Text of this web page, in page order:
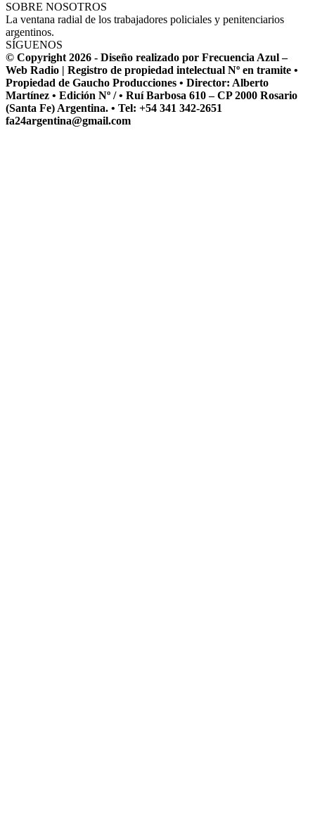
SOBRE NOSOTROS
La ventana radial de los trabajadores policiales y penitenciarios
argentinos.
SÍGUENOS
© Copyright 2026 - Diseño realizado por Frecuencia Azul –
Web Radio | Registro de propiedad intelectual Nº en tramite •
Propiedad de Gaucho Producciones • Director: Alberto
Martínez • Edición Nº / • Ruí Barbosa 610 – CP 2000 Rosario
(Santa Fe) Argentina. • Tel: +54 341 342-2651
fa24argentina@gmail.com